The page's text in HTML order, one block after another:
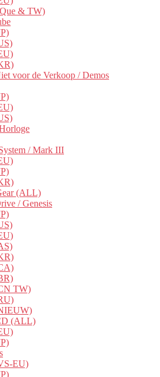
& TW)
voor de Verkoop / Demos
/ Mark III
(ALL)
/ Genesis
TW)
(ALL)
EU)